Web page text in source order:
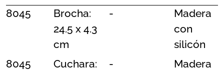
8045
Brocha:
24.5 x 4.3
cm
-
Madera
con
silicón
8045
Cuchara:
-
Madera